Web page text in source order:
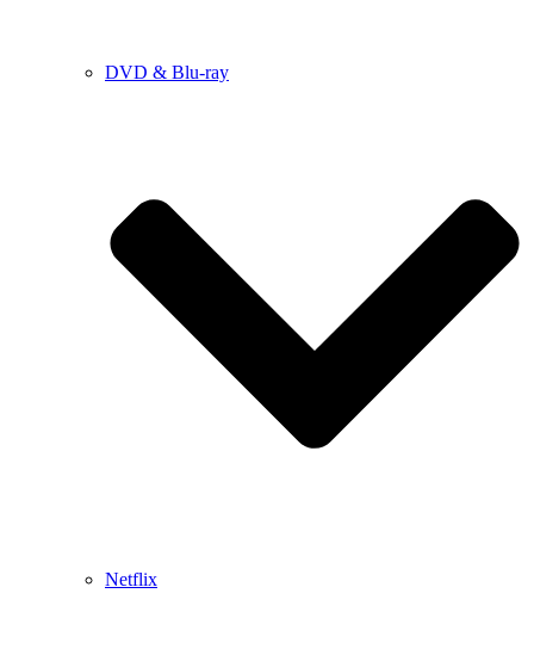
DVD & Blu-ray
Netflix